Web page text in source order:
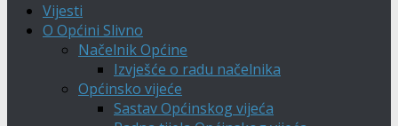
Vijesti
O Općini Slivno
Načelnik Općine
Izvješće o radu načelnika
Općinsko vijeće
Sastav Općinskog vijeća